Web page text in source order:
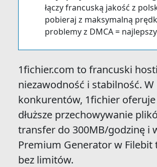
łączy francuską jakość z
pobieraj z maksymalną
problemy z DMCA =
1fichier.com to francuski
niezawodność i stabilność.
konkurentów, 1fichier
dłuższe przechowywanie
transfer do 300MB/godzinę i
Premium Generator w Filebit
bez limitów.